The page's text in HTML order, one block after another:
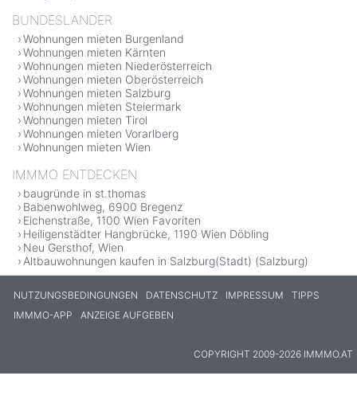
BUNDESLÄNDER
Wohnungen mieten Burgenland
Wohnungen mieten Kärnten
Wohnungen mieten Niederösterreich
Wohnungen mieten Oberösterreich
Wohnungen mieten Salzburg
Wohnungen mieten Steiermark
Wohnungen mieten Tirol
Wohnungen mieten Vorarlberg
Wohnungen mieten Wien
IMMMO ENTDECKEN
baugründe in st.thomas
Babenwohlweg, 6900 Bregenz
Eichenstraße, 1100 Wien Favoriten
Heiligenstädter Hangbrücke, 1190 Wien Döbling
Neu Gersthof, Wien
Altbauwohnungen kaufen in Salzburg(Stadt) (Salzburg)
NUTZUNGSBEDINGUNGEN DATENSCHUTZ IMPRESSUM
TIPPS
IMMMO-APP
ANZEIGE AUFGEBEN
COPYRIGHT 2009-2026 IMMMO.AT